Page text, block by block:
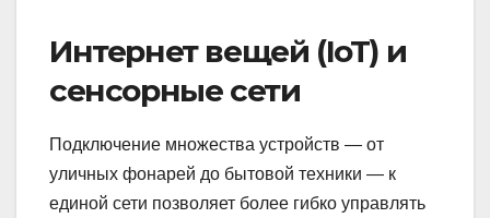
Интернет вещей (IoT) и
сенсорные сети
Подключение множества устройств — от
уличных фонарей до бытовой техники — к
единой сети позволяет более гибко управлять